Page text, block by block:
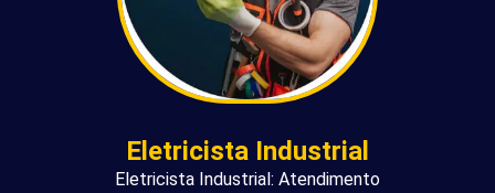
Eletricista Industrial
Eletricista Industrial: Atendimento